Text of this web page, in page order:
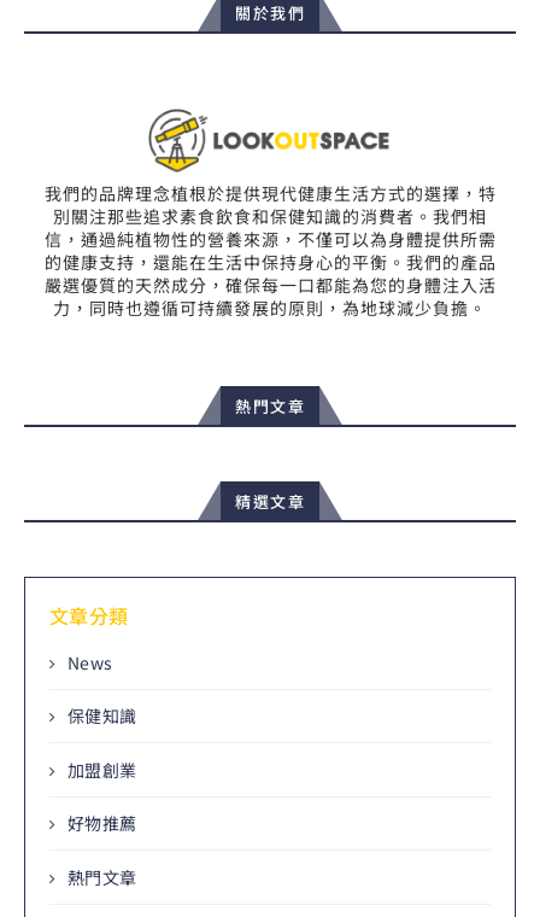
關於我們
我們的品牌理念植根於提供現代健康生活方式的選擇，特
別關注那些追求素食飲食和保健知識的消費者。我們相
信，通過純植物性的營養來源，不僅可以為身體提供所需
的健康支持，還能在生活中保持身心的平衡。我們的產品
嚴選優質的天然成分，確保每一口都能為您的身體注入活
力，同時也遵循可持續發展的原則，為地球減少負擔。
熱門文章
精選文章
文章分類
News
保健知識
加盟創業
好物推薦
熱門文章